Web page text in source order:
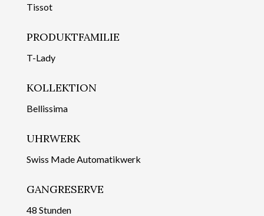
Tissot
PRODUKTFAMILIE
T-Lady
KOLLEKTION
Bellissima
UHRWERK
Swiss Made Automatikwerk
GANGRESERVE
48 Stunden